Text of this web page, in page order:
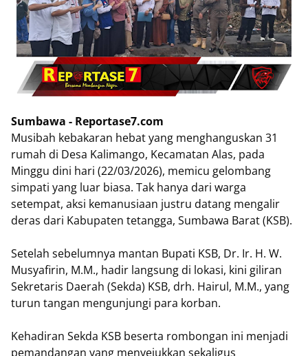
Sumbawa - Reportase7.com
Musibah kebakaran hebat yang menghanguskan 31
rumah di Desa Kalimango, Kecamatan Alas, pada
Minggu dini hari (22/03/2026), memicu gelombang
simpati yang luar biasa. Tak hanya dari warga
setempat, aksi kemanusiaan justru datang mengalir
deras dari Kabupaten tetangga, Sumbawa Barat (KSB).
​Setelah sebelumnya mantan Bupati KSB, Dr. Ir. H. W.
Musyafirin, M.M., hadir langsung di lokasi, kini giliran
Sekretaris Daerah (Sekda) KSB, drh. Hairul, M.M., yang
turun tangan mengunjungi para korban.
Kehadiran Sekda KSB beserta rombongan ini menjadi
pemandangan yang menyejukkan sekaligus